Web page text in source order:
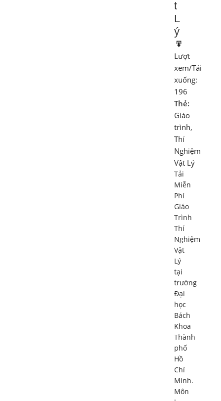
t
L
ý
Lượt
xem/Tải
xuống:
196
Thẻ:
Giáo
trình,
Thí
Nghiệm
Vật Lý
Tải
Miễn
Phí
Giáo
Trình
Thí
Nghiệm
Vật
Lý
tại
trường
Đại
học
Bách
Khoa
Thành
phố
Hồ
Chí
Minh.
Môn